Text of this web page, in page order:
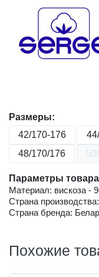
Размеры:
42/170-176
48/170/176
Параметры товара
Материал: вискоза -
Страна
Страна бренда:
Похожие